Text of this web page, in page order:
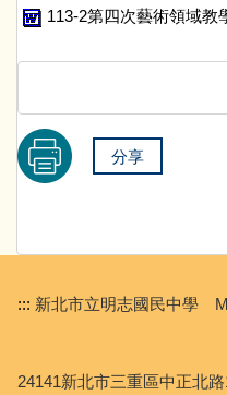
113-2第四次藝術領域教
分享
::: 新北市立明志國民中學
24141新北市三重區中正北